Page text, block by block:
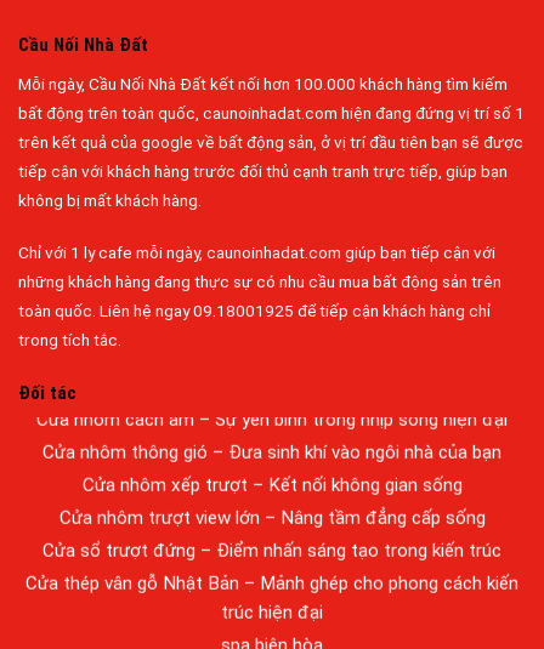
Cầu Nối Nhà Đất
Mỗi ngày, Cầu Nối Nhà Đất kết nối hơn 100.000 khách hàng tìm kiếm
bất động trên toàn quốc, caunoinhadat.com hiện đang đứng vị trí số 1
trên kết quả của google về bất động sản, ở vị trí đầu tiên bạn sẽ được
tiếp cận với khách hàng trước đối thủ cạnh tranh trực tiếp, giúp bạn
không bị mất khách hàng.
Chỉ với 1 ly cafe mỗi ngày, caunoinhadat.com giúp bạn tiếp cận với
những khách hàng đang thực sự có nhu cầu mua bất động sản trên
toàn quốc. Liên hệ ngay 09.18001925 để tiếp cận khách hàng chỉ
trong tích tắc.
Đối tác
Đa dạng màu sắc cửa nhôm – Tối ưu màu sắc Kiến Trúc
Cửa nhôm chống gió mưa – Hiên ngang giữa thời tiết khắc
nghiệt
Cửa nhôm kín nước kín khí – Bình yên với những tác nhân bên
Cửa nhôm cách âm – Sự yên bình trong nhịp sống hiện đại
Cửa nhôm thông gió – Đưa sinh khí vào ngôi nhà của bạn
Cửa nhôm xếp trượt – Kết nối không gian sống
Cửa nhôm trượt view lớn – Nâng tầm đẳng cấp sống
Cửa sổ trượt đứng – Điểm nhấn sáng tạo trong kiến trúc
Cửa thép vân gỗ Nhật Bản – Mảnh ghép cho phong cách kiến
trúc hiện đại
spa biên hòa